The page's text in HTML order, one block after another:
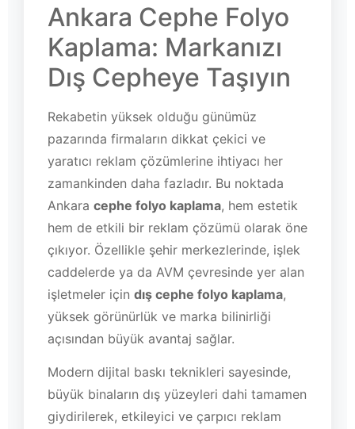
Ankara Cephe Folyo
Kaplama: Markanızı
Dış Cepheye Taşıyın
Rekabetin yüksek olduğu günümüz
pazarında firmaların dikkat çekici ve
yaratıcı reklam çözümlerine ihtiyacı her
zamankinden daha fazladır. Bu noktada
Ankara cephe folyo kaplama, hem estetik
hem de etkili bir reklam çözümü olarak öne
çıkıyor. Özellikle şehir merkezlerinde, işlek
caddelerde ya da AVM çevresinde yer alan
işletmeler için dış cephe folyo kaplama,
yüksek görünürlük ve marka bilinirliği
açısından büyük avantaj sağlar.
Modern dijital baskı teknikleri sayesinde,
büyük binaların dış yüzeyleri dahi tamamen
giydirilerek, etkileyici ve çarpıcı reklam